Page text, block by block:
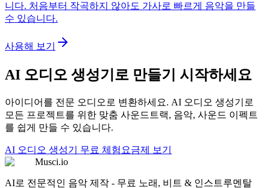
니다. 처음부터 작곡하지 않아도 가사로 빠르게 음악을 만들
수 있습니다.
사용해 보기
AI 오디오 생성기로 만들기 시작하세요
아이디어를 전문 오디오로 변환하세요. AI 오디오 생성기로
모든 프로젝트를 위한 맞춤 사운드트랙, 음악, 사운드 이펙트
를 쉽게 만들 수 있습니다.
AI 오디오 생성기 무료 체험 요금제 보기
Musci.io
AI로 전문적인 음악 제작 - 무료 노래, 비트 & 인스트루멘탈